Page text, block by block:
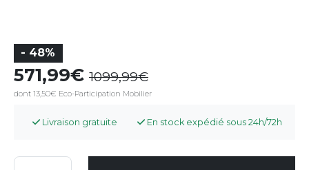
- 48%
571,99 1099,99
dont 13,50€ Eco-Participation Mobilier
Livraison gratuite En stock expédié sous 24h/72h